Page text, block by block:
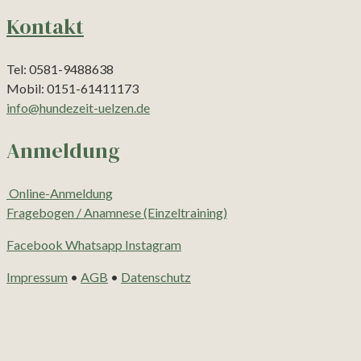
Kontakt
Tel: 0581-9488638
Mobil: 0151-61411173
info@hundezeit-uelzen.de
Anmeldung
Online-Anmeldung
Fragebogen / Anamnese (Einzeltraining)
Facebook Whatsapp Instagram
Impressum • AGB • Datenschutz